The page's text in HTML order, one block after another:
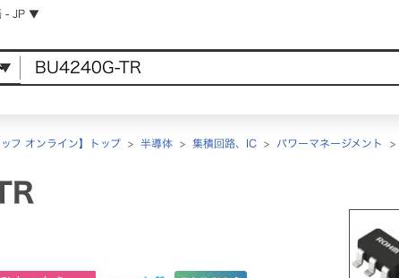
- JP ▼
フ オンライン】トップ > 半導体 > 集積回路、IC > パワーマネージメント >